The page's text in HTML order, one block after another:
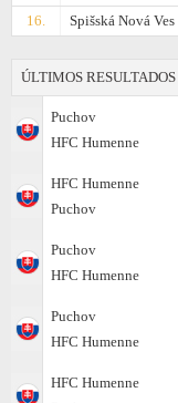
16.
Spišská Nová Ves
ÚLTIMOS RESULTADOS
Puchov
HFC Humenne
HFC Humenne
Puchov
Puchov
HFC Humenne
Puchov
HFC Humenne
HFC Humenne